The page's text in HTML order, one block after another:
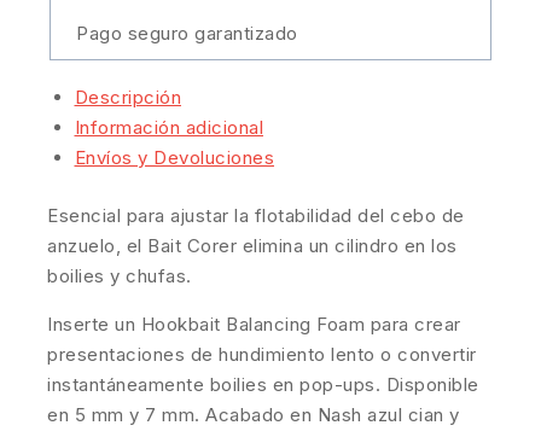
Pago seguro garantizado
Descripción
Información adicional
Envíos y Devoluciones
Esencial para ajustar la flotabilidad del cebo de
anzuelo, el Bait Corer elimina un cilindro en los
boilies y chufas.
Inserte un Hookbait Balancing Foam para crear
presentaciones de hundimiento lento o convertir
instantáneamente boilies en pop-ups. Disponible
en 5 mm y 7 mm. Acabado en Nash azul cian y